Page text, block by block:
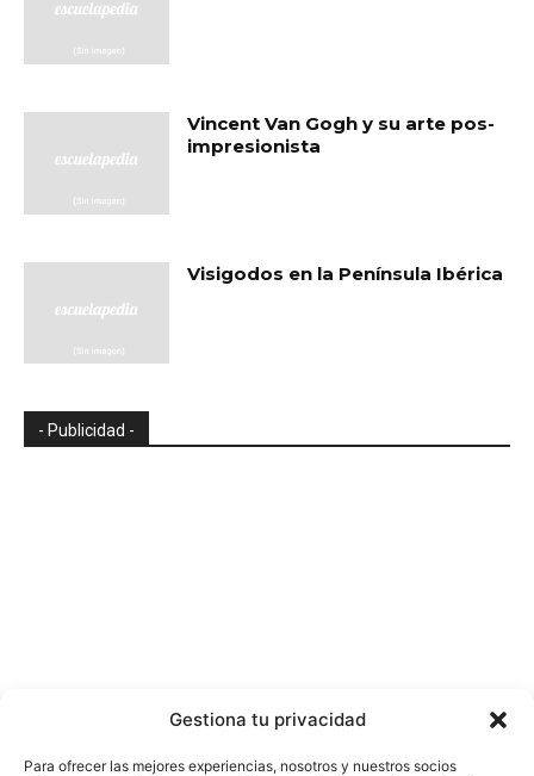
Gestiona tu privacidad
Para ofrecer las mejores experiencias, nosotros y nuestros socios
Vincent Van Gogh y su arte pos-
impresionista
Visigodos en la Península Ibérica
- Publicidad -